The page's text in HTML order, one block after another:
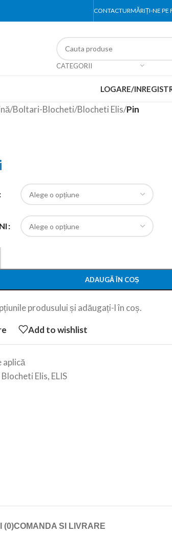
CONTACTURMĂRIȚI-NE PE
CATEGORII
LOGARE/
/Boltari-Blocheti/Blocheti Elis/Pin
ADAUGĂ ÎN COȘ
produsului și adăugați-l în coș.
Add to wishlist
aplică
Blocheti Elis, ELIS
(0)COMANDA SI LIVRARE